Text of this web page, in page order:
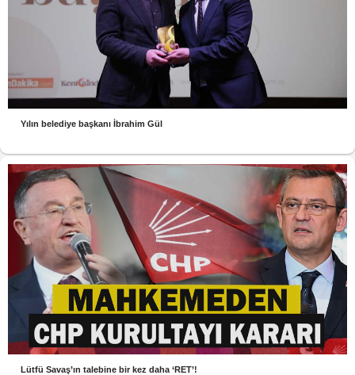
Yılın belediye başkanı İbrahim Gül
Lütfü Savaş’ın talebine bir kez daha ‘RET’!